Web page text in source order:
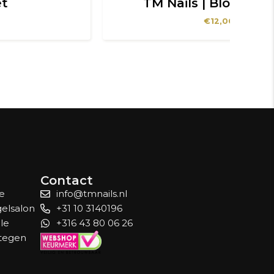
TM Nails | Blooming gel
Contact
info@tmnails.nl
+31 10 3140196
+316 43 80 06 26